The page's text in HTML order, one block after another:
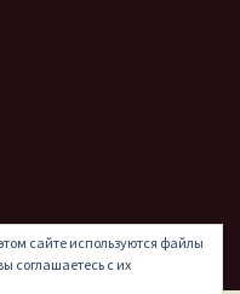
сайте используются файлы
соглашаетесь с их